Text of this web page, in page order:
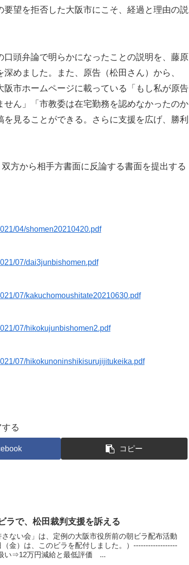
望を拒否した大阪市にこそ、経過と理由の説
頭弁論で明らかになったことの説明を、藤原
めました。また、原告（松田さん）から、
阪市ホームページに載っている「もし私が原告
ん」「市教委は在宅勤務を認めなかったのか
見ることができる。さらに支援を広げ、勝利
方から相手方書面に反論する書面を提出する
04/shomen20210420.pdf
07/dai3junbishomen.pdf
07/kakuchomoushitate20210630.pdf
07/hikokujunbishomen2.pdf
07/hikokunoninshikisurujijitukeika.pdf
る
コピー
ラで、松田裁判支援を訴える
さない会」は、定例の大阪市役所前の朝ビラ配布活動
金）は、このビラを配付しました。）------------------
⇒12万円減給と最低評価 ...